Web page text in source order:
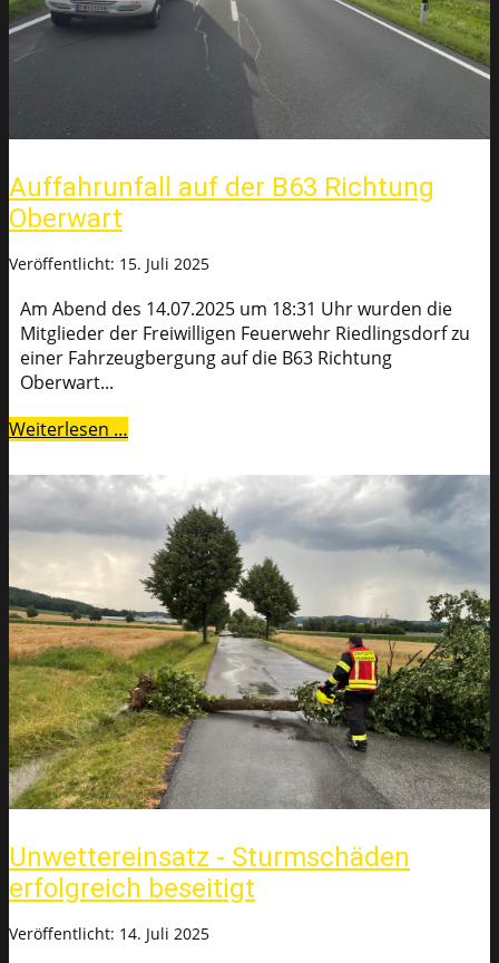
Auffahrunfall auf der B63 Richtung
Oberwart
Veröffentlicht: 15. Juli 2025
Am Abend des 14.07.2025 um 18:31 Uhr wurden die
Mitglieder der Freiwilligen Feuerwehr Riedlingsdorf zu
einer Fahrzeugbergung auf die B63 Richtung
Oberwart...
Weiterlesen …
Unwettereinsatz - Sturmschäden
erfolgreich beseitigt
Veröffentlicht: 14. Juli 2025